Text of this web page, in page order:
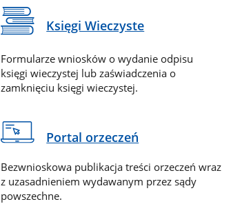
Księgi Wieczyste
Formularze wniosków o wydanie odpisu
księgi wieczystej lub zaświadczenia o
zamknięciu księgi wieczystej.
Portal orzeczeń
Bezwnioskowa publikacja treści orzeczeń wraz
z uzasadnieniem wydawanym przez sądy
powszechne.